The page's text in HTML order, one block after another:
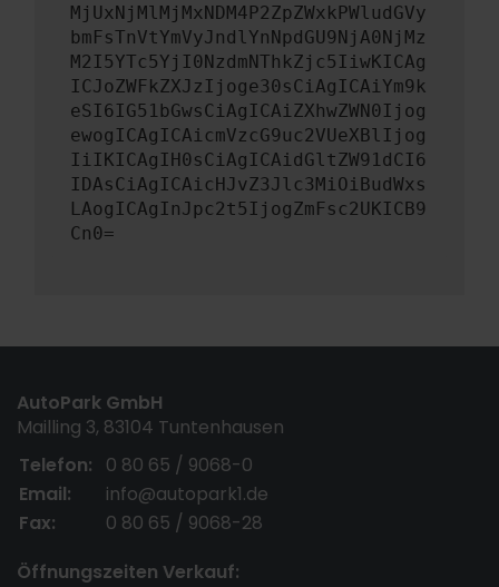
MjUxNjMlMjMxNDM4P2ZpZWxkPWludGVy
bmFsTnVtYmVyJndlYnNpdGU9NjA0NjMz
M2I5YTc5YjI0NzdmNThkZjc5IiwKICAg
ICJoZWFkZXJzIjoge30sCiAgICAiYm9k
eSI6IG51bGwsCiAgICAiZXhwZWN0Ijog
ewogICAgICAicmVzcG9uc2VUeXBlIjog
IiIKICAgIH0sCiAgICAidGltZW91dCI6
IDAsCiAgICAicHJvZ3Jlc3MiOiBudWxs
LAogICAgInJpc2t5IjogZmFsc2UKICB9
Cn0=
AutoPark GmbH
Mailling 3, 83104 Tuntenhausen
Telefon:
0 80 65 / 9068-0
Email:
info@autopark1.de
Fax:
0 80 65 / 9068-28
Öffnungszeiten Verkauf: